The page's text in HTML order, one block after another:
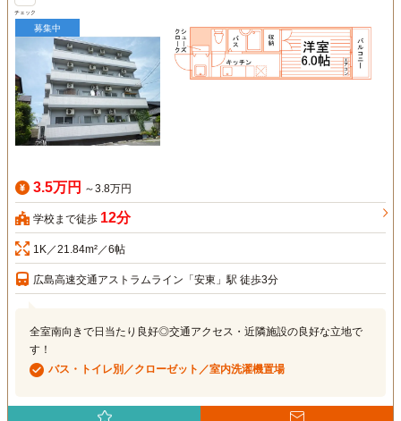
チェック
募集中
3.5万円 ～3.8万円
学校まで徒歩 12分
1K／21.84m²／6帖
広島高速交通アストラムライン「安東」駅 徒歩3分
全室南向きで日当たり良好◎交通アクセス・近隣施設の良好な立地で
す！
バス・トイレ別／クローゼット／室内洗濯機置場